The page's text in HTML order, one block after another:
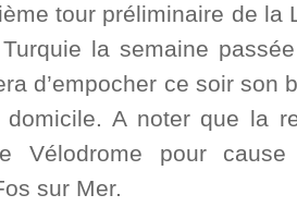
tour préliminaire de la
la semaine
d’empocher ce soir son
domicile. A noter que la
Vélodrome pour
sur Mer.